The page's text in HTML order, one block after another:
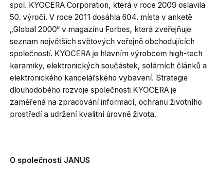
spol. KYOCERA Corporation, která v roce 2009 oslavila
50. výročí. V roce 2011 dosáhla 604. místa v anketě
„Global 2000“ v magazínu Forbes, která zveřejňuje
seznam největších světových veřejně obchodujících
společností. KYOCERA je hlavním výrobcem high-tech
keramiky, elektronických součástek, solárních článků a
elektronického kancelářského vybavení. Strategie
dlouhodobého rozvoje společnosti KYOCERA je
zaměřená na zpracování informací, ochranu životního
prostředí a udržení kvalitní úrovně života.
O společnosti JANUS